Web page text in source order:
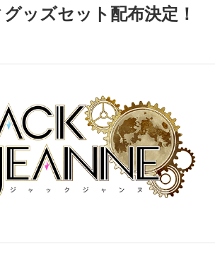
ッズセット配布決定！